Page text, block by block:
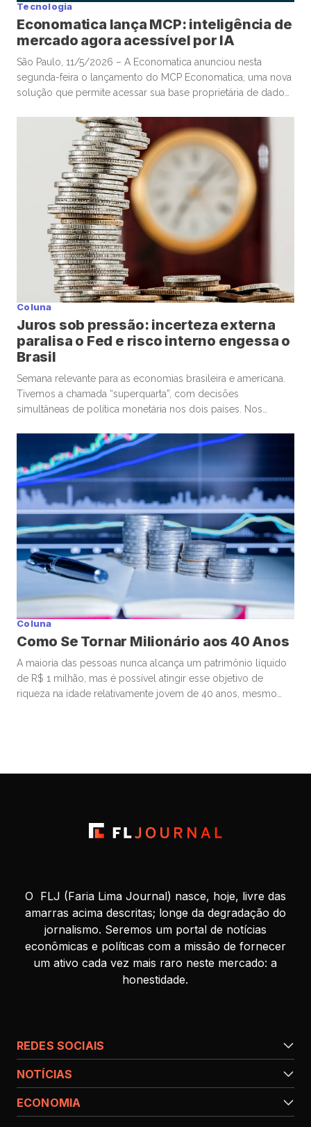
Tecnologia
Economatica lança MCP: inteligência de
mercado agora acessível por IA
São Paulo, 11/5/2026 – A Economatica anunciou nesta
segunda-feira o lançamento do MCP Economatica, uma nova
solução que permite acessar sua base proprietária de dados
Inteligência Artificial. A ferramenta, baseada no Model Context
Protocol (MCP), possibilita que clientes consultem dados de
mercado em linguagem natural diretamente […]
Coluna
Juros sob pressão: incerteza externa
paralisa o Fed e risco interno engessa o
Brasil
Semana relevante para as economias brasileira e americana.
Tivemos a chamada “superquarta”, com decisões
simultâneas de política monetária nos dois países. Nos
de juros. No Brasil, o Banco Central seguiu um caminho
diferente, com um corte marginal, bastante conservador.
Começando pelos Estados Unidos, o ponto […]
Coluna
Como Se Tornar Milionário aos 40 Anos
A maioria das pessoas nunca alcança um patrimônio líquido
de R$ 1 milhão, mas é possível atingir esse objetivo de
riqueza na idade relativamente jovem de 40 anos, mesmo
O FLJ (Faria Lima Journal) nasce, hoje, livre das
amarras acima descritas; longe da degradação do
jornalismo. Seremos um portal de notícias
econômicas e políticas com a missão de fornecer
um ativo cada vez mais raro neste mercado: a
honestidade.
REDES SOCIAIS
NOTÍCIAS
ECONOMIA